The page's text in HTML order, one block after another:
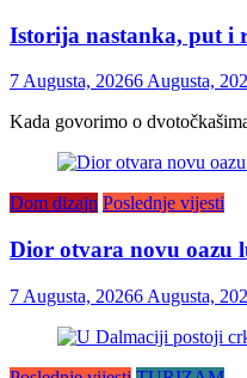
Istorija nastanka, put i
7 Augusta, 20266 Augusta,
Kada govorimo o
Dom dizajn Poslednje vijesti
Dior otvara novu oazu
7 Augusta, 20266 Augusta,